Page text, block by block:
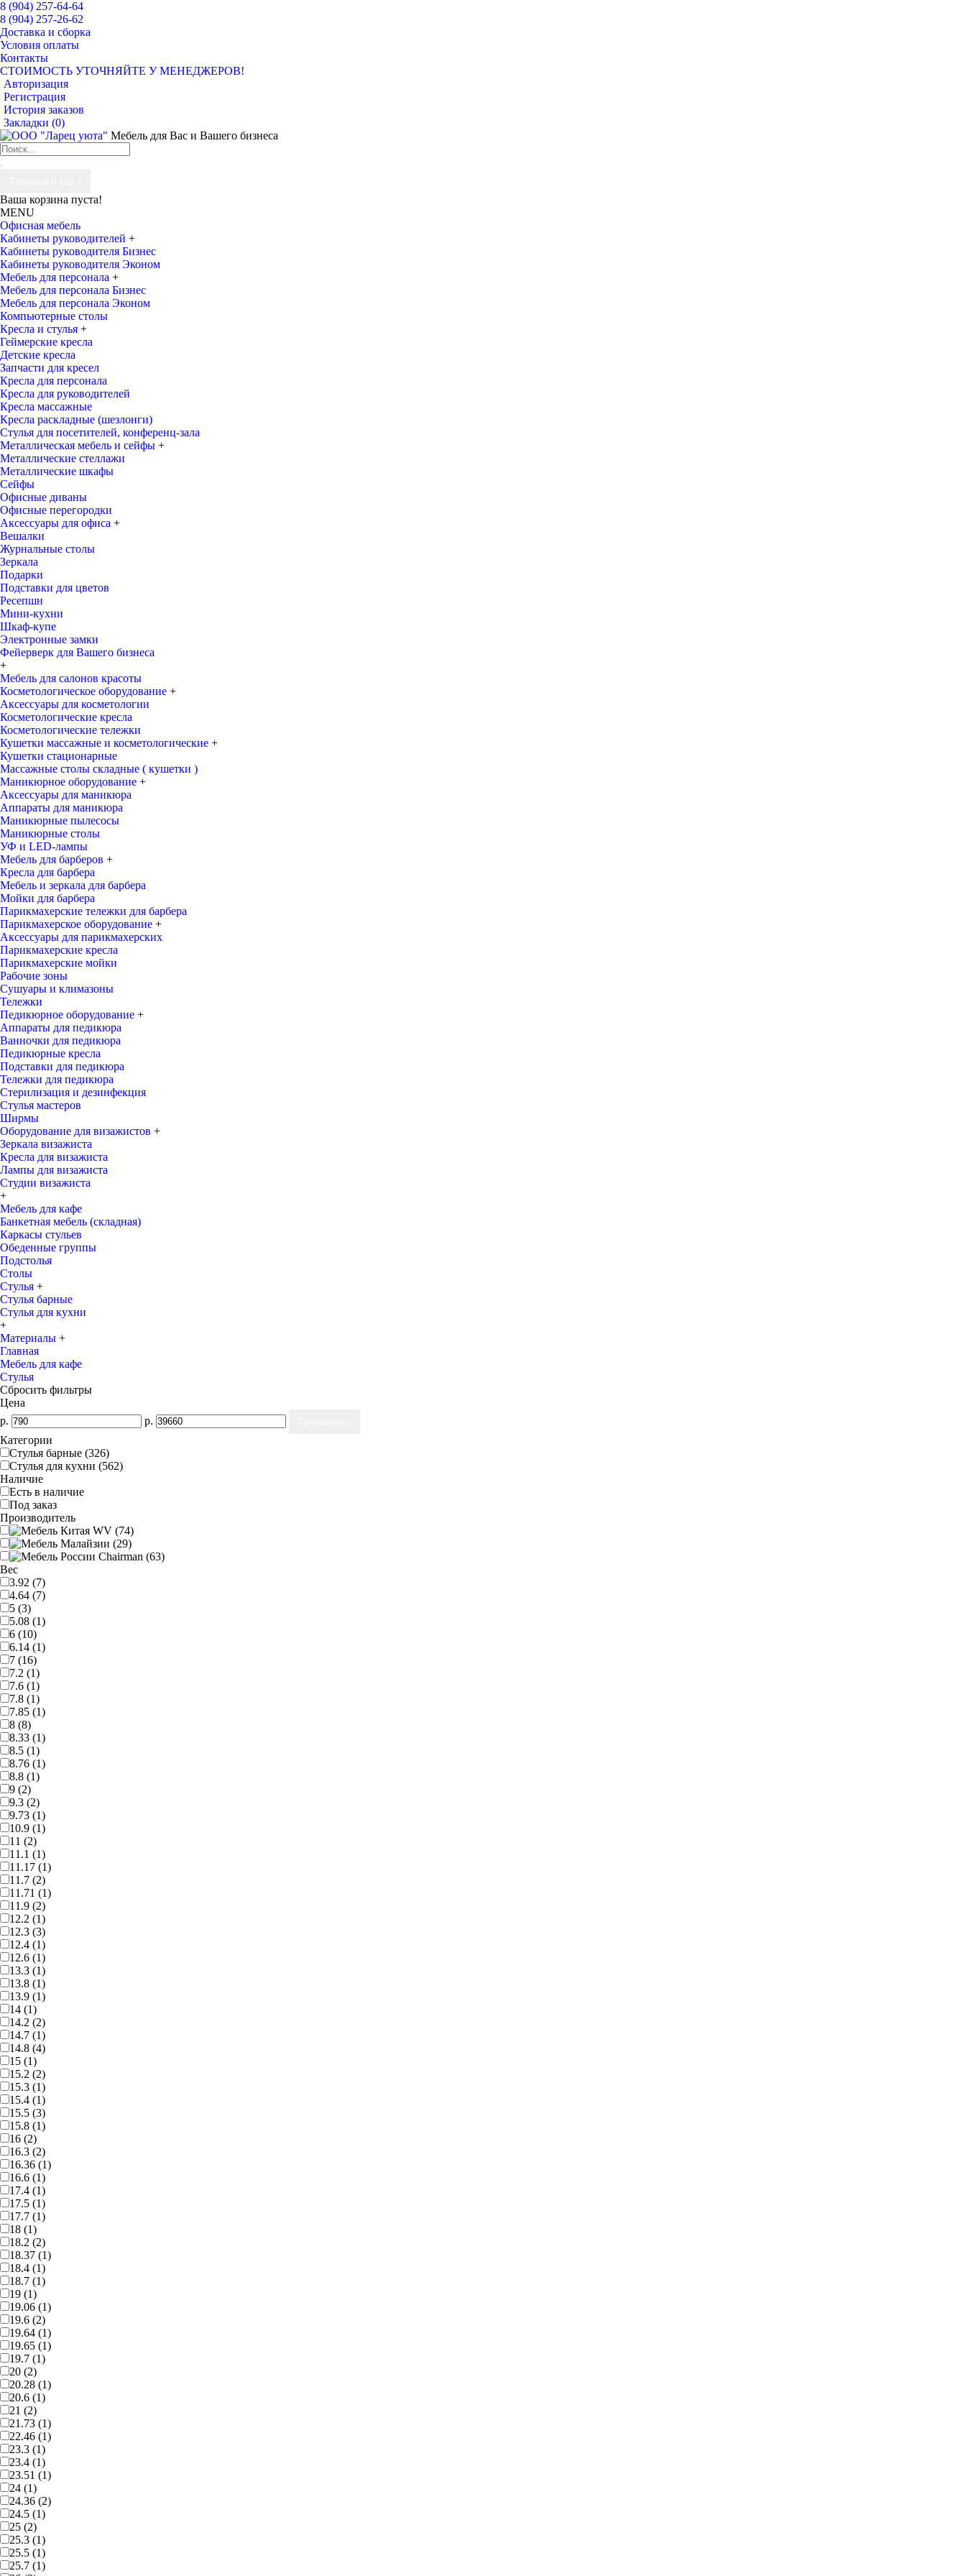
8 (904) 257-64-64
8 (904) 257-26-62
Доставка и сборка
Условия оплаты
Контакты
СТОИМОСТЬ УТОЧНЯЙТЕ У МЕНЕДЖЕРОВ!
Авторизация
Регистрация
История заказов
Закладки (0)
Мебель для Вас и Вашего бизнеса
Ваша корзина пуста!
MENU
Офисная мебель
Кабинеты руководителей +
Кабинеты руководителя Бизнес
Кабинеты руководителя Эконом
Мебель для персонала +
Мебель для персонала Бизнес
Мебель для персонала Эконом
Компьютерные столы
Кресла и стулья +
Геймерские кресла
Детские кресла
Запчасти для кресел
Кресла для персонала
Кресла для руководителей
Кресла массажные
Кресла раскладные (шезлонги)
Стулья для посетителей, конференц-зала
Металлическая мебель и сейфы +
Металлические стеллажи
Металлические шкафы
Сейфы
Офисные диваны
Офисные перегородки
Аксессуары для офиса +
Вешалки
Журнальные столы
Зеркала
Подарки
Подставки для цветов
Ресепшн
Мини-кухни
Шкаф-купе
Электронные замки
Фейерверк для Вашего бизнеса
+
Мебель для салонов красоты
Косметологическое оборудование +
Аксессуары для косметологии
Косметологические кресла
Косметологические тележки
Кушетки массажные и косметологические +
Кушетки стационарные
Массажные столы складные ( кушетки )
Маникюрное оборудование +
Аксессуары для маникюра
Аппараты для маникюра
Маникюрные пылесосы
Маникюрные столы
УФ и LED-лампы
Мебель для барберов +
Кресла для барбера
Мебель и зеркала для барбера
Мойки для барбера
Парикмахерские тележки для барбера
Парикмахерское оборудование +
Аксессуары для парикмахерских
Парикмахерские кресла
Парикмахерские мойки
Рабочие зоны
Сушуары и климазоны
Тележки
Педикюрное оборудование +
Аппараты для педикюра
Ванночки для педикюра
Педикюрные кресла
Подставки для педикюра
Тележки для педикюра
Стерилизация и дезинфекция
Стулья мастеров
Ширмы
Оборудование для визажистов +
Зеркала визажиста
Кресла для визажиста
Лампы для визажиста
Студии визажиста
+
Мебель для кафе
Банкетная мебель (складная)
Каркасы стульев
Обеденные группы
Подстолья
Столы
Стулья +
Стулья барные
Стулья для кухни
+
Материалы +
Главная
Мебель для кафе
Стулья
Сбросить фильтры
Цена
р.
р.
Категории
Стулья барные (326)
Стулья для кухни (562)
Наличие
Есть в наличие
Под заказ
Производитель
Вес
3.92 (7)
4.64 (7)
5 (3)
5.08 (1)
6 (10)
6.14 (1)
7 (16)
7.2 (1)
7.6 (1)
7.8 (1)
7.85 (1)
8 (8)
8.33 (1)
8.5 (1)
8.76 (1)
8.8 (1)
9 (2)
9.3 (2)
9.73 (1)
10.9 (1)
11 (2)
11.1 (1)
11.17 (1)
11.7 (2)
11.71 (1)
11.9 (2)
12.2 (1)
12.3 (3)
12.4 (1)
12.6 (1)
13.3 (1)
13.8 (1)
13.9 (1)
14 (1)
14.2 (2)
14.7 (1)
14.8 (4)
15 (1)
15.2 (2)
15.3 (1)
15.4 (1)
15.5 (3)
15.8 (1)
16 (2)
16.3 (2)
16.36 (1)
16.6 (1)
17.4 (1)
17.5 (1)
17.7 (1)
18 (1)
18.2 (2)
18.37 (1)
18.4 (1)
18.7 (1)
19 (1)
19.06 (1)
19.6 (2)
19.64 (1)
19.65 (1)
19.7 (1)
20 (2)
20.28 (1)
20.6 (1)
21 (2)
21.73 (1)
22.46 (1)
23.3 (1)
23.4 (1)
23.51 (1)
24 (1)
24.36 (2)
24.5 (1)
25 (2)
25.3 (1)
25.5 (1)
25.7 (1)